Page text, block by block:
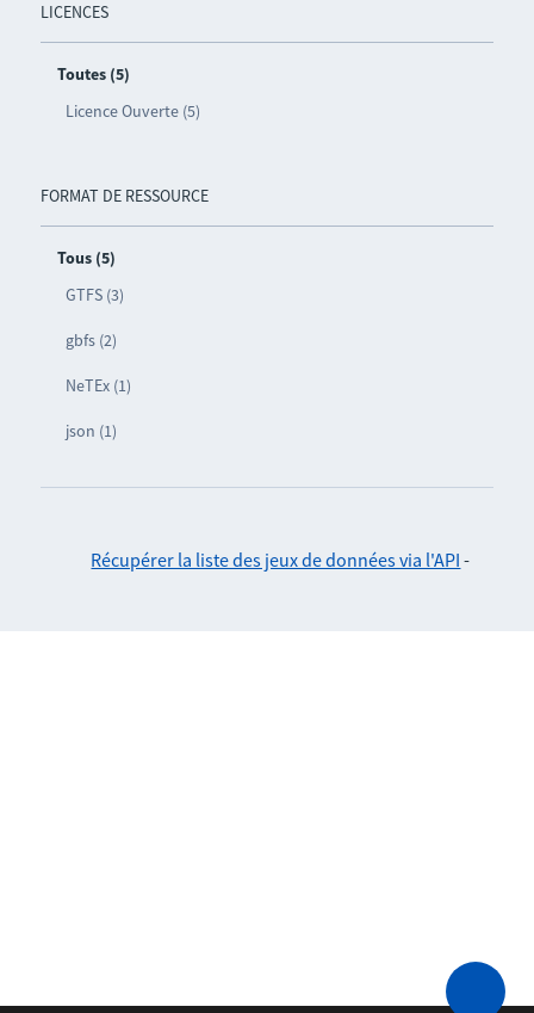
LICENCES
Toutes (5)
Licence Ouverte (5)
FORMAT DE RESSOURCE
Tous (5)
GTFS (3)
gbfs (2)
NeTEx (1)
json (1)
Récupérer la liste des jeux de données via l'API -